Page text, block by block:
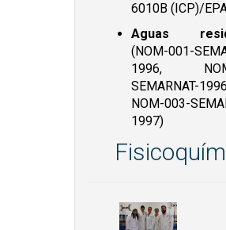
6010B (ICP)/
Aguas
(NOM-001-
1996,
SEMARNAT-
NOM-003-
1997)